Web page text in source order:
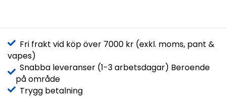
Fri frakt vid köp över 7000 kr (exkl. moms, pant &
vapes)
Snabba leveranser (1-3 arbetsdagar) Beroende
på område
Trygg betalning